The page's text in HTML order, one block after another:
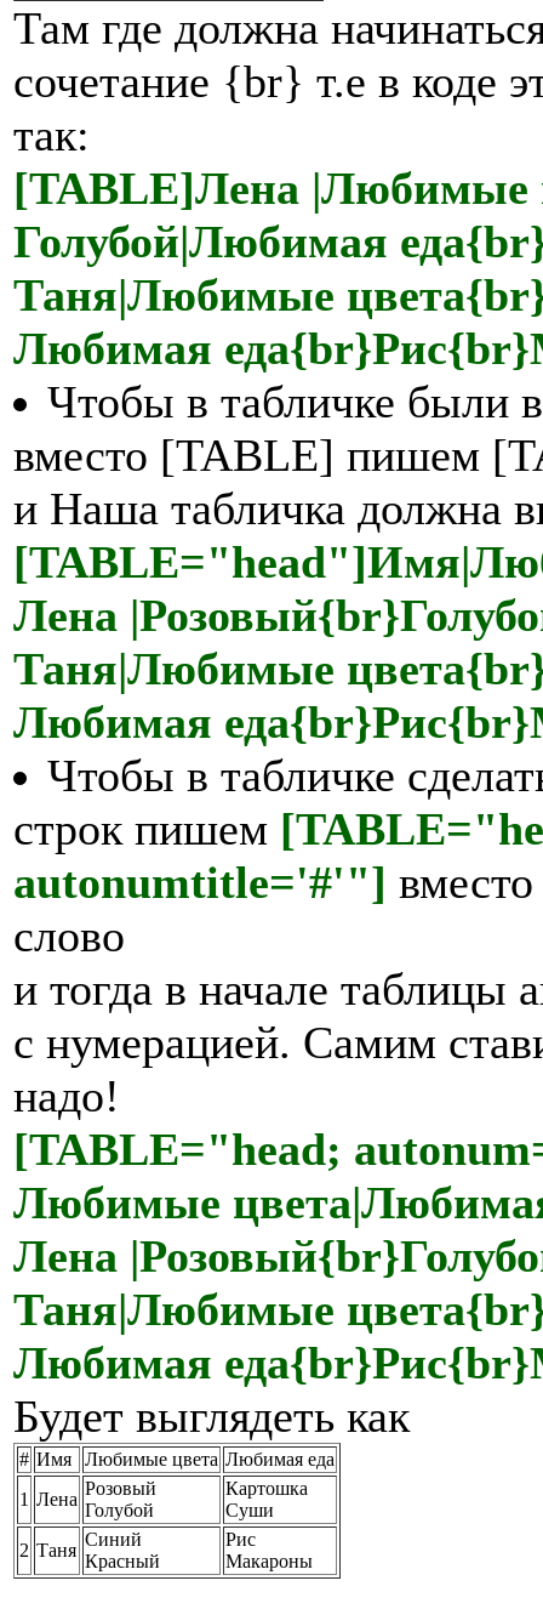
Там где должна
сочетание {br} т.е в коде
так:
[TABLE]Лена |Любимые
Голубой|Любимая
Таня|Любимые
Любимая
Чтобы в табличке были
вместо [TABLE] пишем
и Наша табличка должна
Лена
Таня|Любимые
Любимая
Чтобы в табличке
строк пишем
autonumtitle='#'"]
слово
и тогда в начале таблицы
с нумерацией. Самим
надо!
[TABLE="head;
Любимые
Лена
Таня|Любимые
Любимая
Будет выглядеть как
# Имя Любимые цвета Любимая еда
1 Лена
Розовый
Голубой
Картошка
Суши
2 Таня
Синий
Красный
Рис
Макароны